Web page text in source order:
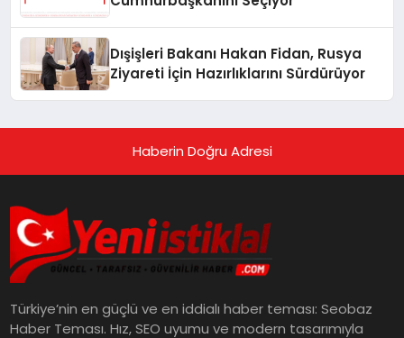
Dışişleri Bakanı Hakan Fidan, Rusya
Ziyareti İçin Hazırlıklarını Sürdürüyor
Haberin Doğru Adresi
Türkiye’nin en güçlü ve en iddialı haber teması: Seobaz
Haber Teması. Hız, SEO uyumu ve modern tasarımıyla